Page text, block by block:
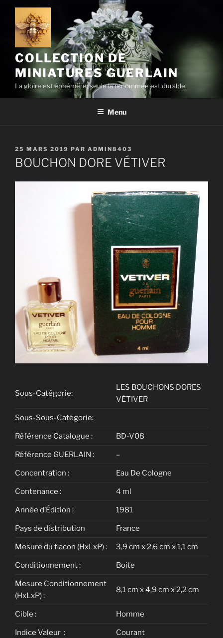
Aller
contenu
principal
COLLECTION DE
MINIATURES GUERLAIN
La gloire est éphémère, seule la renommée est durable.
Menu
PUBLIÉ
LE
25 MARS 2019 PAR ADMIN8403
BOUCHON DORE VÉTIVER
Sous-Catégorie:
LES BOUCHONS DORES
VÉTIVER
Sous-Sous-Catégorie:
Référence Catalogue : BD-V08
Référence GUERLAIN : –
Concentration : Eau De Cologne
Contenance : 4 ml
Année d’Édition : 1981
Pays de distribution France
Mesure du flacon (HxLxP) : 3,9 cm x 2,6 cm x 1,1 cm
Conditionnement : Boite
Mesure Conditionnement
(HxLxP) :
8,1 cm x 4,9 cm x 2,2 cm
Cible : Homme
Indice Valeur : Courant